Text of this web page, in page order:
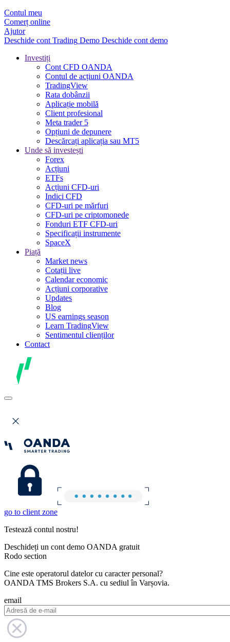
Contul meu
Comerț online
Ajutor
Deschide cont Trading Demo Deschide cont demo
Investiți
Cont CFD OANDA
Contul de acțiuni OANDA
TradingView
Rata dobânzii
Aplicație mobilă
Client profesional
Meta trader 5
Opțiuni de depunere
Descărcați aplicația sau MT5
Unde să investești
Forex
Acțiuni
ETFs
Acțiuni CFD-uri
Indici CFD
CFD-uri pe mărfuri
CFD-uri pe criptomonede
Fonduri ETF CFD-uri
Specificații instrumente
SpaceX
Piață
Market news
Cotații live
Calendar economic
Acțiuni corporative
Updates
Blog
US earnings season
Learn TradingView
Sentimentul clienților
Contact
go to client zone
Testează contul nostru!
Deschideți un cont demo OANDA gratuit
Rodo section
Cine este operatorul datelor cu caracter personal?
OANDA TMS Brokers S.A. cu sediul în Varșovia.
email